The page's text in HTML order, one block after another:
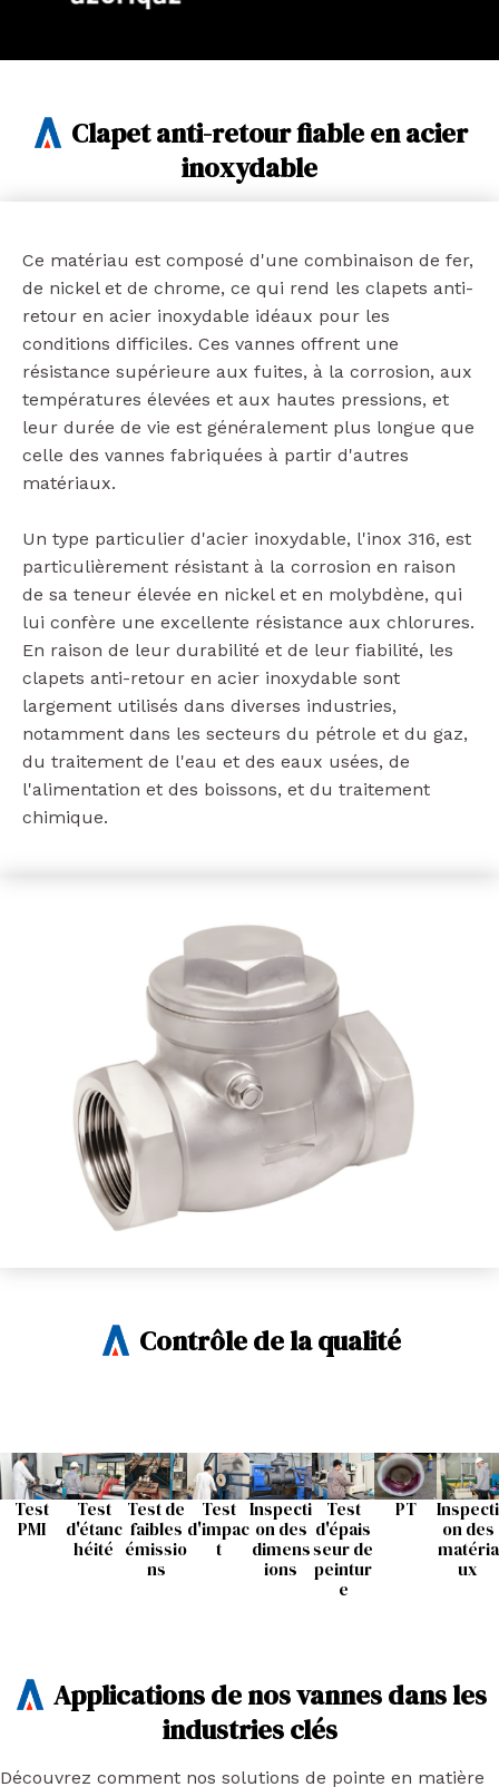
Clapet anti-retour fiable en acier
inoxydable
Ce matériau est composé d'une combinaison de fer,
de nickel et de chrome, ce qui rend les clapets anti-
retour en acier inoxydable idéaux pour les
conditions difficiles. Ces vannes offrent une
résistance supérieure aux fuites, à la corrosion, aux
températures élevées et aux hautes pressions, et
leur durée de vie est généralement plus longue que
celle des vannes fabriquées à partir d'autres
matériaux.
Un type particulier d'acier inoxydable, l'inox 316, est
particulièrement résistant à la corrosion en raison
de sa teneur élevée en nickel et en molybdène, qui
lui confère une excellente résistance aux chlorures.
En raison de leur durabilité et de leur fiabilité, les
clapets anti-retour en acier inoxydable sont
largement utilisés dans diverses industries,
notamment dans les secteurs du pétrole et du gaz,
du traitement de l'eau et des eaux usées, de
l'alimentation et des boissons, et du traitement
chimique.
Contrôle de la qualité
Test
PMI
Test
d'étanc
héité
Test de
faibles
émissio
ns
Test
d'impac
t
Inspecti
on des
dimens
ions
Test
d'épais
seur de
peintur
e
PT
Inspecti
on des
matéria
ux
Applications de nos vannes dans les
industries clés
Découvrez comment nos solutions de pointe en matière